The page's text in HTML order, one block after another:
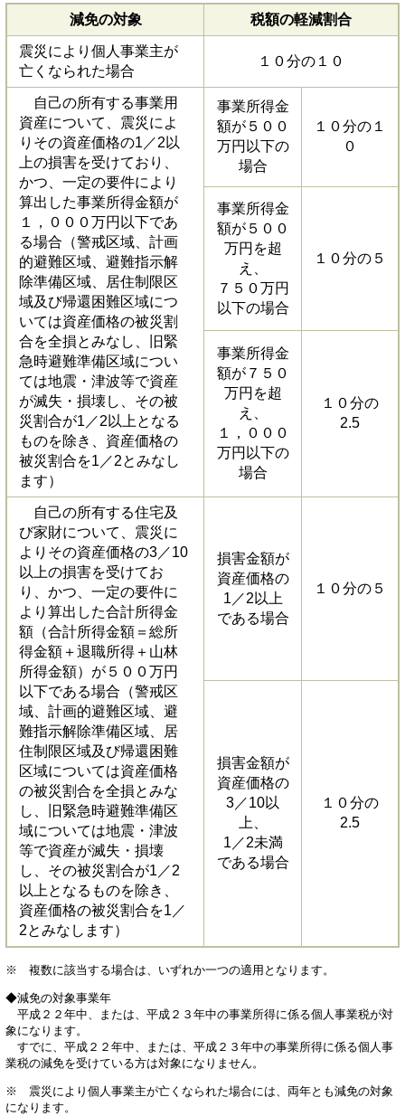
減免の対象 税額の軽減割合
震災により個人事業主が
亡くなられた場合
１０分の１０
自己の所有する事業用
資産について、震災によ
りその資産価格の1／2以
上の損害を受けており、
かつ、一定の要件により
算出した事業所得金額が
１，０００万円以下であ
る場合（警戒区域、計画
的避難区域、避難指示解
除準備区域、居住制限区
域及び帰還困難区域につ
いては資産価格の被災割
合を全損とみなし、旧緊
急時避難準備区域につい
ては地震・津波等で資産
が滅失・損壊し、その被
災割合が1／2以上となる
ものを除き、資産価格の
被災割合を1／2とみなし
ます）
事業所得金
額が５００
万円以下の
場合
１０分の１
０
事業所得金
額が５００
万円を超
え、
７５０万円
以下の場合
１０分の５
事業所得金
額が７５０
万円を超
え、
１，０００
万円以下の
場合
１０分の
2.5
自己の所有する住宅及
び家財について、震災に
よりその資産価格の3／10
以上の損害を受けてお
り、かつ、一定の要件に
より算出した合計所得金
額（合計所得金額＝総所
得金額＋退職所得＋山林
所得金額）が５００万円
以下である場合（警戒区
域、計画的避難区域、避
難指示解除準備区域、居
住制限区域及び帰還困難
区域については資産価格
の被災割合を全損とみな
し、旧緊急時避難準備区
域については地震・津波
等で資産が滅失・損壊
し、その被災割合が1／2
以上となるものを除き、
資産価格の被災割合を1／
2とみなします）
損害金額が
資産価格の
1／2以上
である場合
１０分の５
損害金額が
資産価格の
3／10以
上、
1／2未満
である場合
１０分の
2.5
※ 複数に該当する場合は、いずれか一つの適用となります。
◆減免の対象事業年
平成２２年中、または、平成２３年中の事業所得に係る個人事業税が対
象になります。
すでに、平成２２年中、または、平成２３年中の事業所得に係る個人事
業税の減免を受けている方は対象になりません。
※ 震災により個人事業主が亡くなられた場合には、両年とも減免の対象
になります。